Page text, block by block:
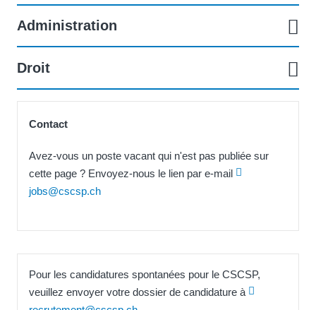
Administration
Droit
Contact
Avez-vous un poste vacant qui n'est pas publiée sur
cette page ? Envoyez-nous le lien par e-mail
jobs@cscsp.ch
Pour les candidatures spontanées pour le CSCSP,
veuillez envoyer votre dossier de candidature à